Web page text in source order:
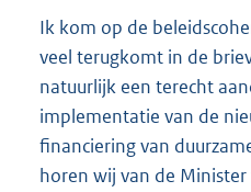
Ik kom op de
veel terugkomt in de
natuurlijk een terecht
implementatie van de
financiering van
horen wij van de